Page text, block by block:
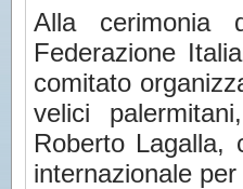
Alla cerimonia
Federazione
comitato
velici
Roberto Lagalla,
internazionale